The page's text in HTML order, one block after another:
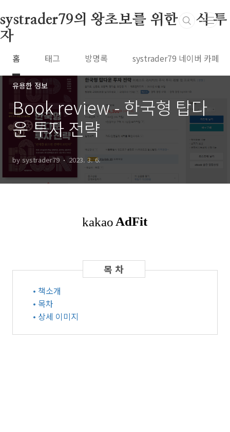
systrader79의 왕초보를 위한 주식 투
자
홈 태그 방명록 systrader79 네이버 카페
유용한 정보
Book review - 한국형 탑다
운 투자 전략
by systrader79 2023. 3. 6.
• 책소개
• 목차
• 상세 이미지